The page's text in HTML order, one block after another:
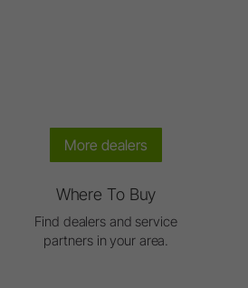
More dealers
Where To Buy
Find dealers and service
partners in your area.